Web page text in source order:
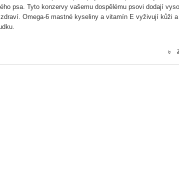
psa. Tyto konzervy vašemu dospělému psovi dodají
Omega-6 mastné kyseliny a vitamín E vyživují kůži
prášek, živočišný tuk, minerály, rybí olej, rostlinný
«